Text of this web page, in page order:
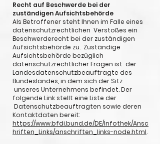
Recht auf Beschwerde bei der
zuständigen Aufsichtsbehörde
Als Betroffener steht Ihnen im Falle eines
datenschutzrechtlichen Verstoßes ein
Beschwerderecht bei der zuständigen
Aufsichtsbehörde zu. Zuständige
Aufsichtsbehörde bezüglich
datenschutzrechtlicher Fragen ist der
Landesdatenschutzbeauftragte des
Bundeslandes, in dem sich der Sitz
unseres Unternehmens befindet. Der
folgende Link stellt eine Liste der
Datenschutzbeauftragten sowie deren
Kontaktdaten bereit:
https://www.bfdi.bund.de/DE/Infothek/Ansc
hriften_Links/anschriften_links-node.html.